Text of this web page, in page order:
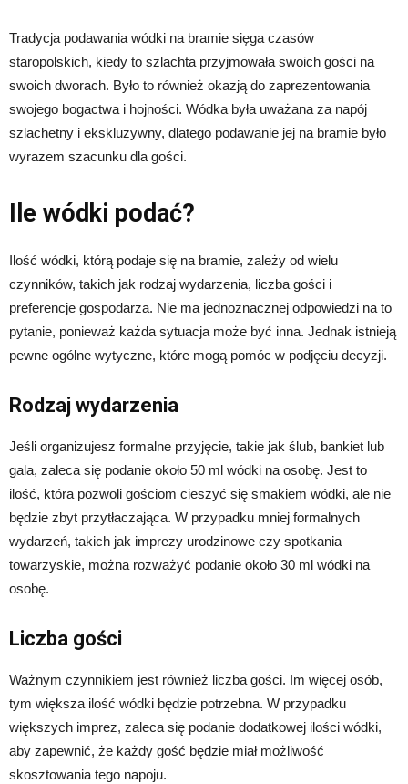
Tradycja podawania wódki na bramie sięga czasów
staropolskich, kiedy to szlachta przyjmowała swoich gości na
swoich dworach. Było to również okazją do zaprezentowania
swojego bogactwa i hojności. Wódka była uważana za napój
szlachetny i ekskluzywny, dlatego podawanie jej na bramie było
wyrazem szacunku dla gości.
Ile wódki podać?
Ilość wódki, którą podaje się na bramie, zależy od wielu
czynników, takich jak rodzaj wydarzenia, liczba gości i
preferencje gospodarza. Nie ma jednoznacznej odpowiedzi na to
pytanie, ponieważ każda sytuacja może być inna. Jednak istnieją
pewne ogólne wytyczne, które mogą pomóc w podjęciu decyzji.
Rodzaj wydarzenia
Jeśli organizujesz formalne przyjęcie, takie jak ślub, bankiet lub
gala, zaleca się podanie około 50 ml wódki na osobę. Jest to
ilość, która pozwoli gościom cieszyć się smakiem wódki, ale nie
będzie zbyt przytłaczająca. W przypadku mniej formalnych
wydarzeń, takich jak imprezy urodzinowe czy spotkania
towarzyskie, można rozważyć podanie około 30 ml wódki na
osobę.
Liczba gości
Ważnym czynnikiem jest również liczba gości. Im więcej osób,
tym większa ilość wódki będzie potrzebna. W przypadku
większych imprez, zaleca się podanie dodatkowej ilości wódki,
aby zapewnić, że każdy gość będzie miał możliwość
skosztowania tego napoju.